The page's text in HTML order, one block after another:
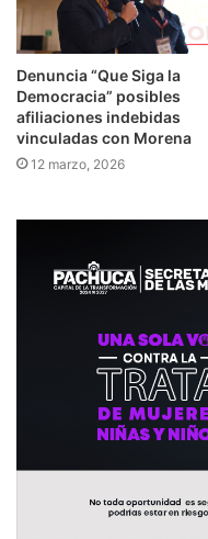
Denuncia “Que Siga la
Democracia” posibles
afiliaciones indebidas
vinculadas con Morena
12 marzo, 2026